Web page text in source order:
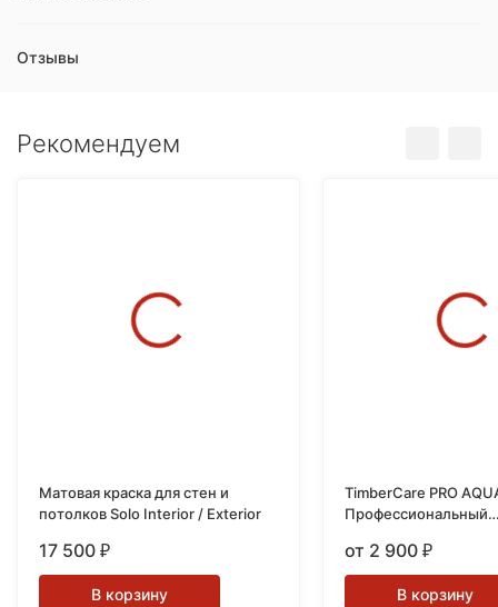
Отзывы
Рекомендуем
Матовая краска для стен и
потолков Solo Interior / Exterior
17 500 ₽
В корзину
TimberCare PRO
Профессиональный
основе
от 2 900 ₽
В корзину